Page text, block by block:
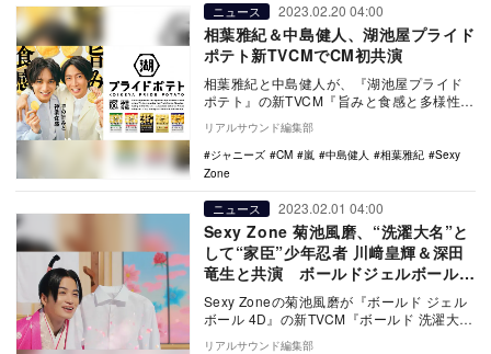
ニュース 2023.02.20 04:00
相葉雅紀＆中島健人、湖池屋プライド
ポテト新TVCMでCM初共演
相葉雅紀と中島健人が、『湖池屋プライド
ポテト』の新TVCM『旨みと食感と多様性』
篇（15秒）に出演。本日2月20日から全国
（一部…
リアルサウンド編集部
ジャニーズ
CM 嵐 中島健人 相葉雅紀
Sexy
Zone
ニュース 2023.02.01 04:00
Sexy Zone 菊池風磨、“洗濯大名”と
して“家臣”少年忍者 川﨑皇輝＆深田
竜生と共演 ボールドジェルボール
4D新TVCM
Sexy Zoneの菊池風磨が『ボールド ジェル
ボール 4D』の新TVCM『ボールド 洗濯大名
シワ防止篇』に出演し、2月2日よ…
リアルサウンド編集部